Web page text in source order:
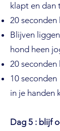
klapt en dan
20 seconden
Blijven
hond heen
20 seconden
10
in je handen
Dag 5 : blijf